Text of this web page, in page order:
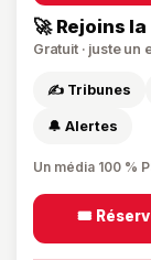
🚀 Rejoins
Gratuit · juste un
✍️ Tribunes
🔔 Alertes
Un média 100 %
🎟️